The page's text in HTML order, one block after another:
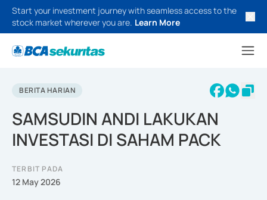
Start your investment journey with seamless access to the
stock market wherever you are. Learn More
BERITA HARIAN
SAMSUDIN ANDI LAKUKAN
INVESTASI DI SAHAM PACK
TERBIT PADA
12 May 2026